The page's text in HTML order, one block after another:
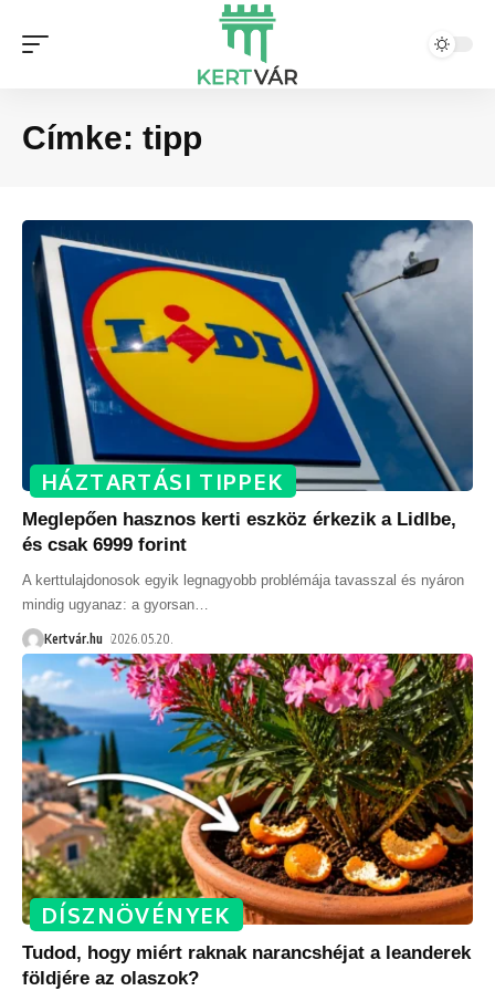
Címke: tipp
HÁZTARTÁSI TIPPEK
Meglepően hasznos kerti eszköz érkezik a Lidlbe,
és csak 6999 forint
A kerttulajdonosok egyik legnagyobb problémája tavasszal és nyáron
mindig ugyanaz: a gyorsan
Kertvár.hu 2026.05.20.
DÍSZNÖVÉNYEK
Tudod, hogy miért raknak narancshéjat a leanderek
földjére az olaszok?